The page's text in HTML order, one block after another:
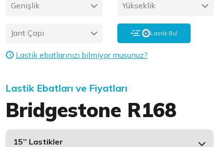
Genişlik Yükseklik
Jant Çapı Lastik Bul
i Lastik ebatlarınızı bilmiyor musunuz?
Lastik Ebatları ve Fiyatları
Bridgestone R168
15’’ Lastikler